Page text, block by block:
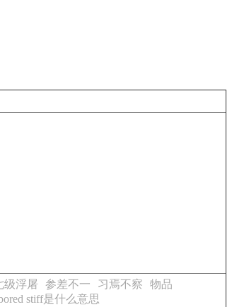
级浮屠 参差不一 习焉不察
物品
stiff是什么意思